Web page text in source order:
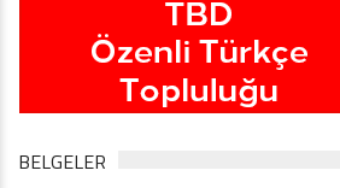
BELGELER